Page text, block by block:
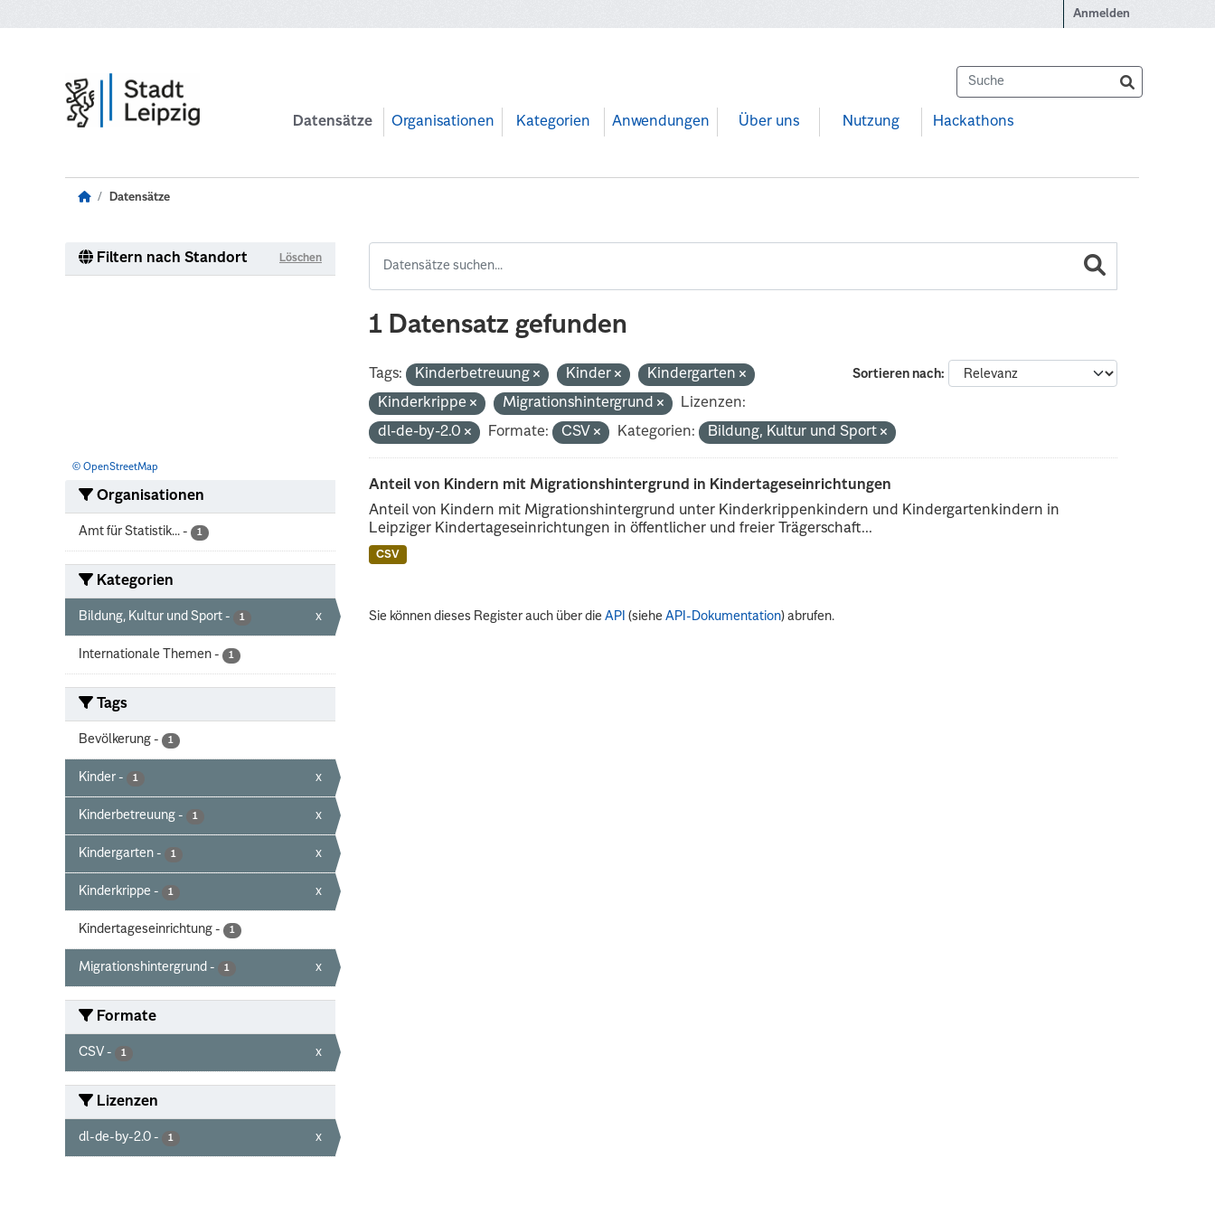
Anmelden
Datensätze Organisationen Kategorien Anwendungen Über uns Nutzung Hackathons
Datensätze
Filtern nach Standort Löschen
© OpenStreetMap
Organisationen
Amt für Statistik... - 1
Kategorien
Bildung, Kultur und Sport - 1 x
Internationale Themen - 1
Tags
Bevölkerung - 1
Kinder - 1 x
Kinderbetreuung - 1 x
Kindergarten - 1 x
Kinderkrippe - 1 x
Kindertageseinrichtung - 1
Migrationshintergrund - 1 x
Formate
CSV - 1 x
Lizenzen
dl-de-by-2.0 - 1 x
1 Datensatz gefunden
Sortieren nach
Tags: Kinderbetreuung Kinder
Kindergarten
Kinderkrippe
Migrationshintergrund
Lizenzen:
dl-de-by-2.0
Formate: CSV Kategorien: Bildung, Kultur und Sport
Anteil von Kindern mit Migrationshintergrund in Kindertageseinrichtungen
Anteil von Kindern mit Migrationshintergrund unter Kinderkrippenkindern und Kindergartenkindern in
Leipziger Kindertageseinrichtungen in öffentlicher und freier Trägerschaft...
CSV
Sie können dieses Register auch über dieAPI (sieheAPI-Dokumentation) abrufen.